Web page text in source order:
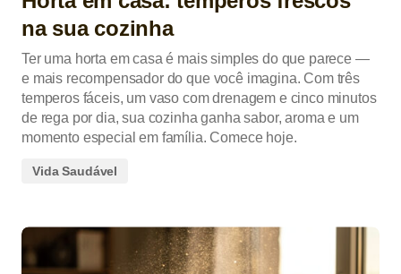
na sua cozinha
Ter uma horta em casa é mais simples do que parece —
e mais recompensador do que você imagina. Com três
temperos fáceis, um vaso com drenagem e cinco minutos
de rega por dia, sua cozinha ganha sabor, aroma e um
momento especial em família. Comece hoje.
Vida Saudável